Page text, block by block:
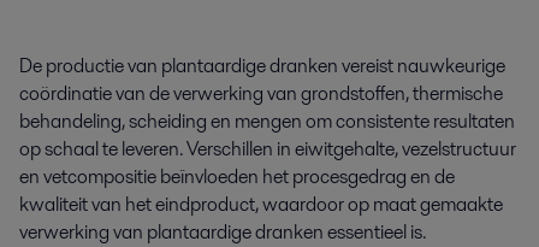
De productie van plantaardige dranken vereist nauwkeurige
coördinatie van de verwerking van grondstoffen, thermische
behandeling, scheiding en mengen om consistente resultaten
op schaal te leveren. Verschillen in eiwitgehalte, vezelstructuur
en vetcompositie beïnvloeden het procesgedrag en de
kwaliteit van het eindproduct, waardoor op maat gemaakte
verwerking van plantaardige dranken essentieel is.